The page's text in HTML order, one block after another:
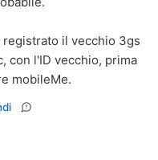
registrato il vecchio 3gs
con l'ID vecchio, prima
mobileMe.